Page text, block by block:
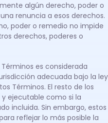
algún derecho, poder o
renuncia a esos derechos.
poder o remedio no impide
derechos, poderes o
es considerada
adecuada bajo la ley
Términos. El resto de los
ejecutable como si la
incluida. Sin embargo, estos
reflejar lo más posible la